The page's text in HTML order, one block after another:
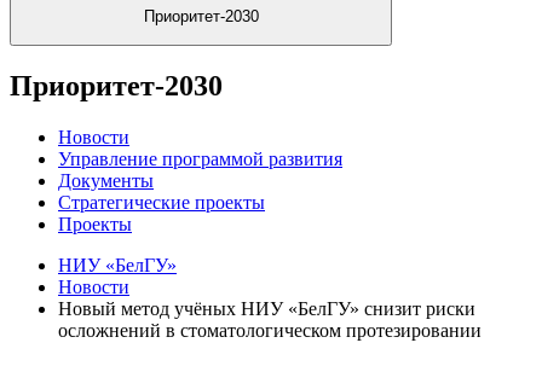
Приоритет-2030
Приоритет-2030
Новости
Управление программой развития
Документы
Стратегические проекты
Проекты
НИУ «БелГУ»
Новости
Новый метод учёных НИУ «БелГУ» снизит риски
осложнений в стоматологическом протезировании